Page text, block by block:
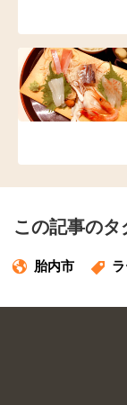
この記事のタ
胎内市